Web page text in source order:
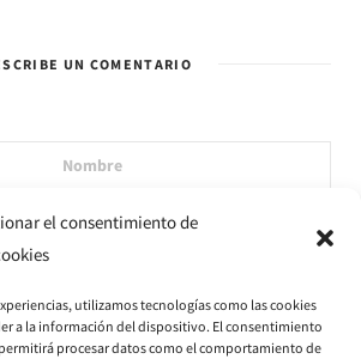
el consentimiento de
utilizamos tecnologías como las cookies
a la información del dispositivo. El consentimiento
procesar datos como el comportamiento de
UN COMENTARIO